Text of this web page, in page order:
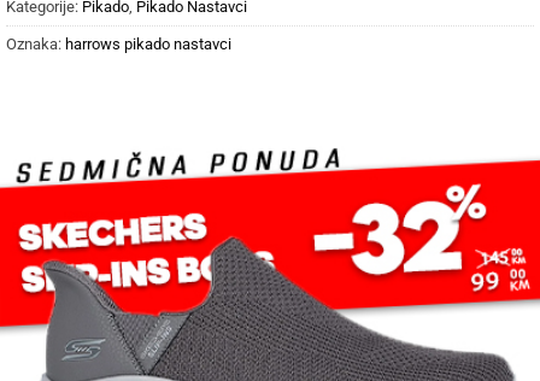
Kategorije: Pikado Pikado Nastavci
Oznaka: harrows pikado nastavci